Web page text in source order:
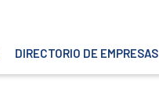
DIRECTORIO DE EMPRESAS